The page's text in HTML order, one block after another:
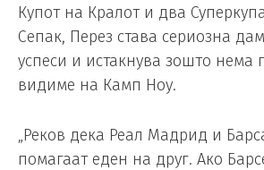
Купот на Кралот и два
Сепак, Перез става сериозна
успеси и истакнува зошто нема
видиме на Камп Ноу.
„Реков дека Реал Мадрид и
помагаат еден на друг. Ако